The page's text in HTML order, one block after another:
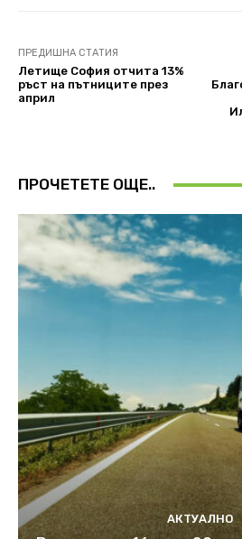
ПРЕДИШНА СТАТИЯ
Летище София отчита 13%
ръст на пътниците през
април
ПРОЧЕТЕТЕ ОЩЕ..
АКТУАЛНО